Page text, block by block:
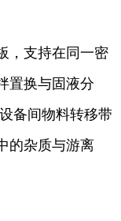
，支持在同一密
置换与固液分
备间物料转移带
的杂质与游离